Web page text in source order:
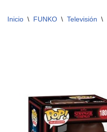
Inicio \ FUNKO \ Televisión \